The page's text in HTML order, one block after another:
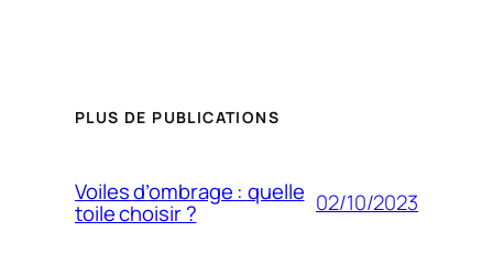
PLUS DE PUBLICATIONS
Voiles d’ombrage : quelle
toile choisir ? 02/10/2023